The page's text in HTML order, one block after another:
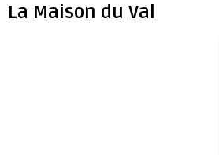
La Maison du Val